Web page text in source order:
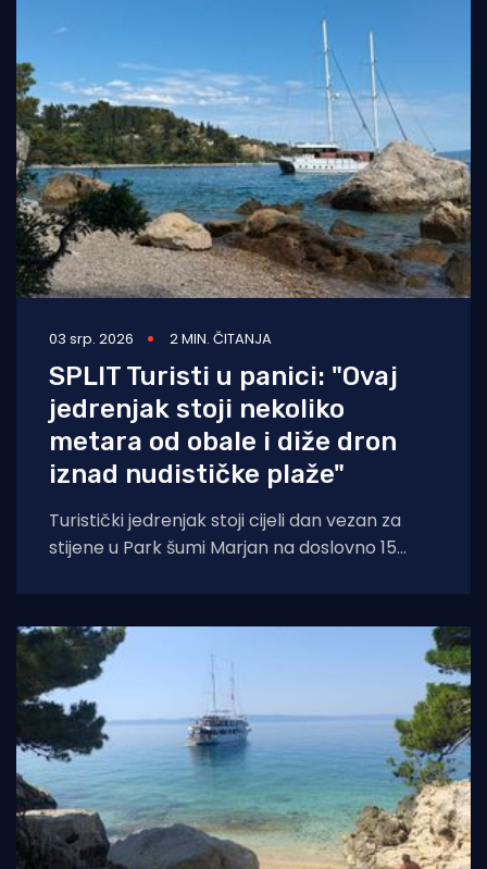
03 srp. 2026 2 MIN. ČITANJA
SPLIT Turisti u panici: "Ovaj
jedrenjak stoji nekoliko
metara od obale i diže dron
iznad nudističke plaže"
Turistički jedrenjak stoji cijeli dan vezan za
stijene u Park šumi Marjan na doslovno 15